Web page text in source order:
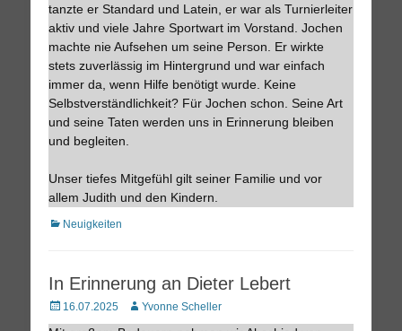
tanzte er Standard und Latein, er war als Turnierleiter
aktiv und viele Jahre Sportwart im Vorstand. Jochen
machte nie Aufsehen um seine Person. Er wirkte
stets zuverlässig im Hintergrund und war einfach
immer da, wenn Hilfe benötigt wurde. Keine
Selbstverständlichkeit? Für Jochen schon. Seine Art
und seine Taten werden uns in Erinnerung bleiben
und begleiten.
Unser tiefes Mitgefühl gilt seiner Familie und vor
allem Judith und den Kindern.
Kategorien
Neuigkeiten
In Erinnerung an Dieter Lebert
Posted
on
16.07.2025 AutorYvonne Scheller